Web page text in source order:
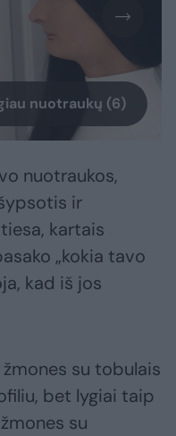
nuotraukų (6)
nuotraukos,
ir
kartais
„kokia tavo
kad iš jos
su tobulais
bet lygiai taip
su